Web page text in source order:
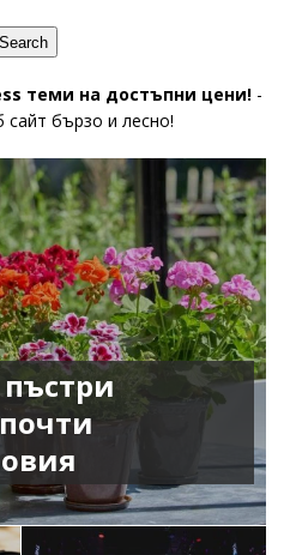
Search
теми на достъпни цени! -
бързо и лесно!